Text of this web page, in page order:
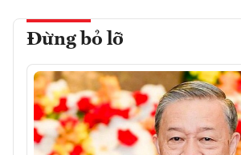
Đừng bỏ lỡ